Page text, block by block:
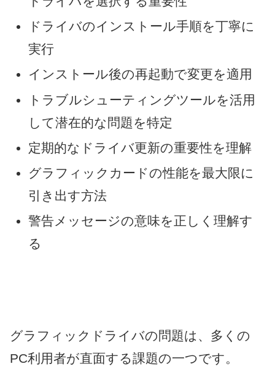
ドライバのインストール手順を丁寧に
実行
インストール後の再起動で変更を適用
トラブルシューティングツールを活用
して潜在的な問題を特定
定期的なドライバ更新の重要性を理解
グラフィックカードの性能を最大限に
引き出す方法
警告メッセージの意味を正しく理解す
る
グラフィックドライバの問題は、多くの
PC利用者が直面する課題の一つです。